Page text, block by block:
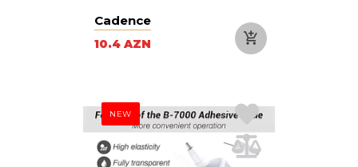
Cadence
10.4 AZN
NEW